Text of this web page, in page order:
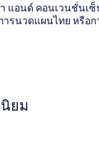
ด้านหน้าที่พั
แอนด์ คอนเวนชั่น
รนวดแผนไทย หรือ
ยม